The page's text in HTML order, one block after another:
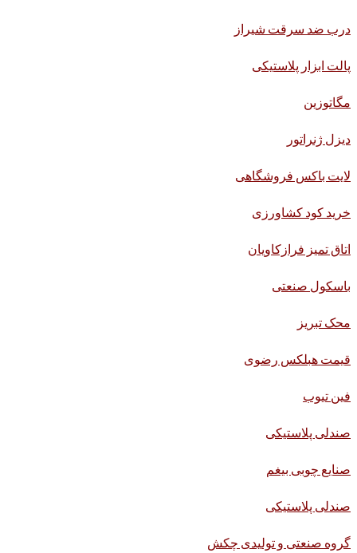
درب ضد سرقت شیراز
پالت ابزار پلاستیکی
مگاتوزین
دیزل ژنراتور
لایت باکس فروشگاهی
خرید کود کشاورزی
اتاق تمیز فرازکاویان
باسکول صنعتی
محک تبریز
قیمت هبلکس رضوی
فین تیوب
صندلی پلاستیکی
صنایع چوبی بیغم
صندلی پلاستیکی
گروه صنعتی و تولیدی چکش